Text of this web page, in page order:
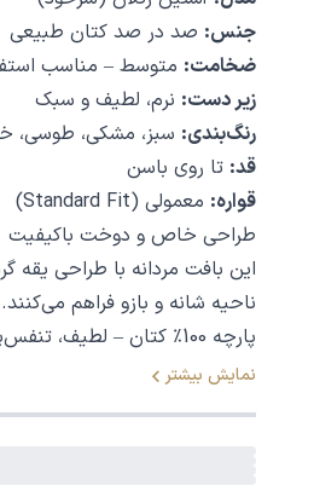
جنس: صد در صد کتان طبیعی
ضخامت: متوسط – مناسب
زیر دست: نرم، لطیف و سبک
رنگ‌بندی: سبز، مشکی، طوسی،
قد: تا روی باسن
قواره: معمولی (Standard Fit)
طراحی خاص و دوخت باکیفیت
این بافت مردانه با طراحی یقه
ناحیه شانه و بازو فراهم
پارچه 100٪ کتان – لطیف، تنفس‌پذیر و مقاوم
استفاده از نخ کتان خالص در
گرما را به‌خوبی حفظ کرده و
نمایش بیشتر